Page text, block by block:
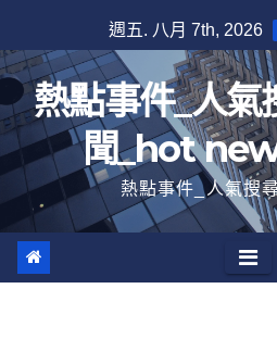
至
內
容
週五. 八月 7th, 2026
熱點事件_人氣
聞_hot
熱點事件_人氣搜